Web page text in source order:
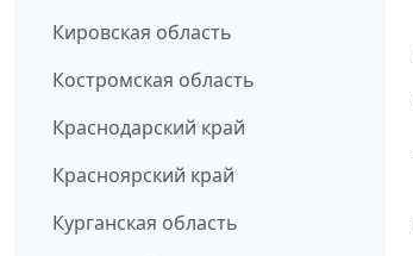
Кировская область
Костромская область
Краснодарский край
Красноярский край
Курганская область